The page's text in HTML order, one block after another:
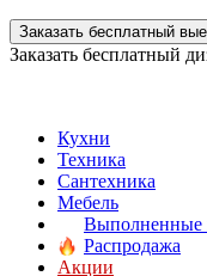
Заказать бесплатный
Заказать бесплатный
Кухни
Техника
Сантехника
Мебель
Выполненные
Распродажа
Акции